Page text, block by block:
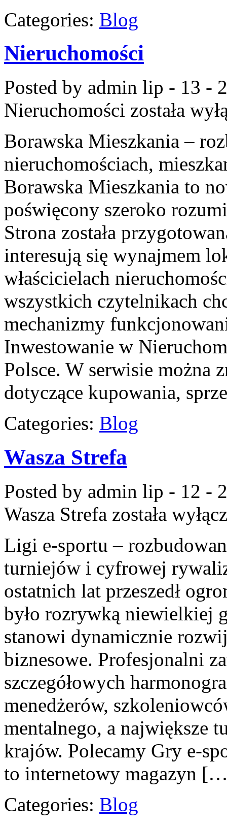
Categories: Blog
Nieruchomości
Posted by admin lip - 13 -
Nieruchomości została
Borawska Mieszkania –
nieruchomościach,
Borawska Mieszkania to
poświęcony szeroko
Strona została
interesują się wynajmem
właścicielach
wszystkich czytelnikach
mechanizmy
Inwestowanie w
Polsce. W serwisie można
dotyczące kupowania,
Categories: Blog
Wasza Strefa
Posted by admin lip - 12 -
Wasza Strefa została
Ligi e-sportu –
turniejów i cyfrowej
ostatnich lat przeszedł
było rozrywką niewielkiej
stanowi dynamicznie
biznesowe. Profesjonalni
szczegółowych
menedżerów,
mentalnego, a największe
krajów. Polecamy Gry e-
to internetowy magazyn
Categories: Blog